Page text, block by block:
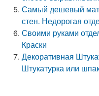
Самый дешевый
стен. Недорогая
Своими руками
Краски
Декоративная
Штукатурка или